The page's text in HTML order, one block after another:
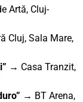
Artă, Cluj-
Cluj, Sala Mare,
→ Casa Tranzit,
→ BT Arena,